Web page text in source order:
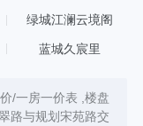
绿城江澜云境阁
蓝城久宸里
/一房一价表 ,楼盘
路与规划宋苑路交